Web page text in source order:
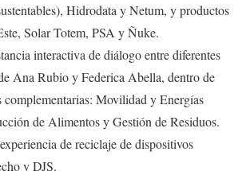
Hidrodata y Netum, y productos
Solar Totem, PSA y Ñuke.
interactiva de diálogo entre diferentes
Ana Rubio y Federica Abella, dentro de
complementarias: Movilidad y Energías
de Alimentos y Gestión de Residuos.
de reciclaje de dispositivos
y DJS.